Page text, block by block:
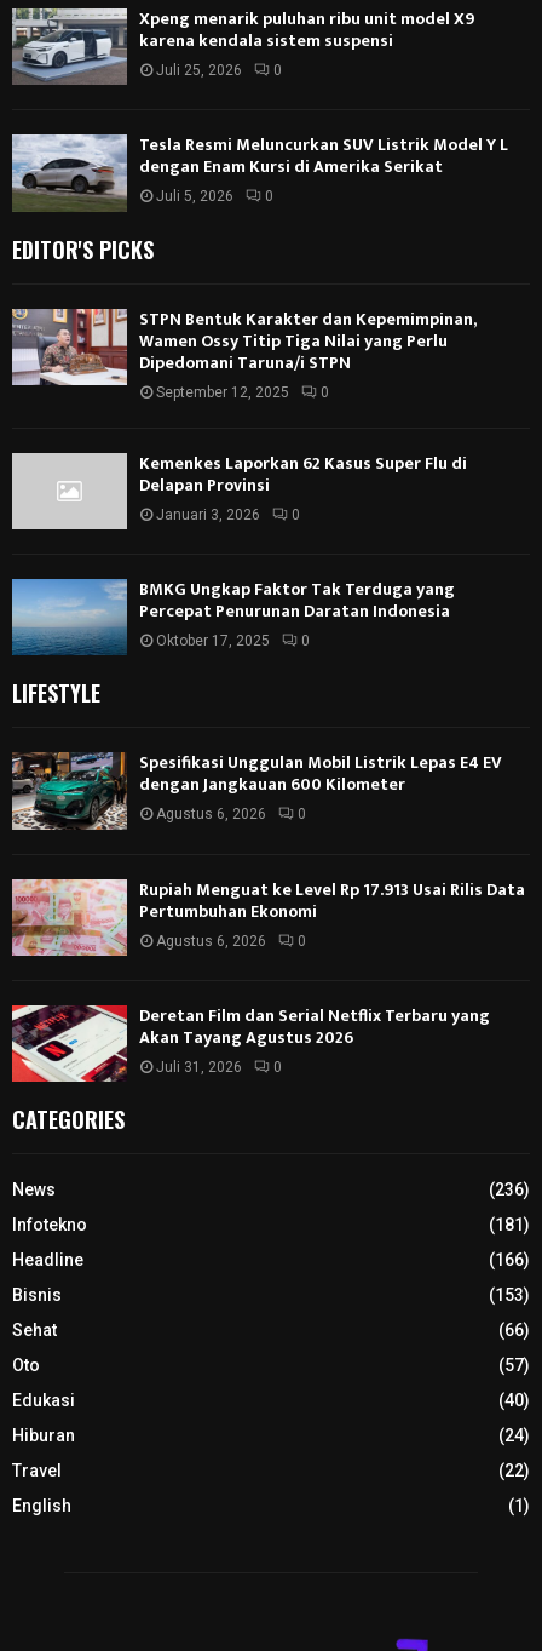
Xpeng menarik puluhan ribu unit model X9
karena kendala sistem suspensi
Juli 25, 2026 0
Tesla Resmi Meluncurkan SUV Listrik Model Y L
dengan Enam Kursi di Amerika Serikat
Juli 5, 2026 0
EDITOR'S PICKS
STPN Bentuk Karakter dan Kepemimpinan,
Wamen Ossy Titip Tiga Nilai yang Perlu
Dipedomani Taruna/i STPN
September 12, 2025 0
Kemenkes Laporkan 62 Kasus Super Flu di
Delapan Provinsi
Januari 3, 2026 0
BMKG Ungkap Faktor Tak Terduga yang
Percepat Penurunan Daratan Indonesia
Oktober 17, 2025 0
LIFESTYLE
Spesifikasi Unggulan Mobil Listrik Lepas E4 EV
dengan Jangkauan 600 Kilometer
Agustus 6, 2026 0
Rupiah Menguat ke Level Rp 17.913 Usai Rilis Data
Pertumbuhan Ekonomi
Agustus 6, 2026 0
Deretan Film dan Serial Netflix Terbaru yang
Akan Tayang Agustus 2026
Juli 31, 2026 0
CATEGORIES
News
(236)
Infotekno
(181)
Headline
(166)
Bisnis
(153)
Sehat
(66)
Oto
(57)
Edukasi
(40)
Hiburan
(24)
Travel
(22)
English
(1)